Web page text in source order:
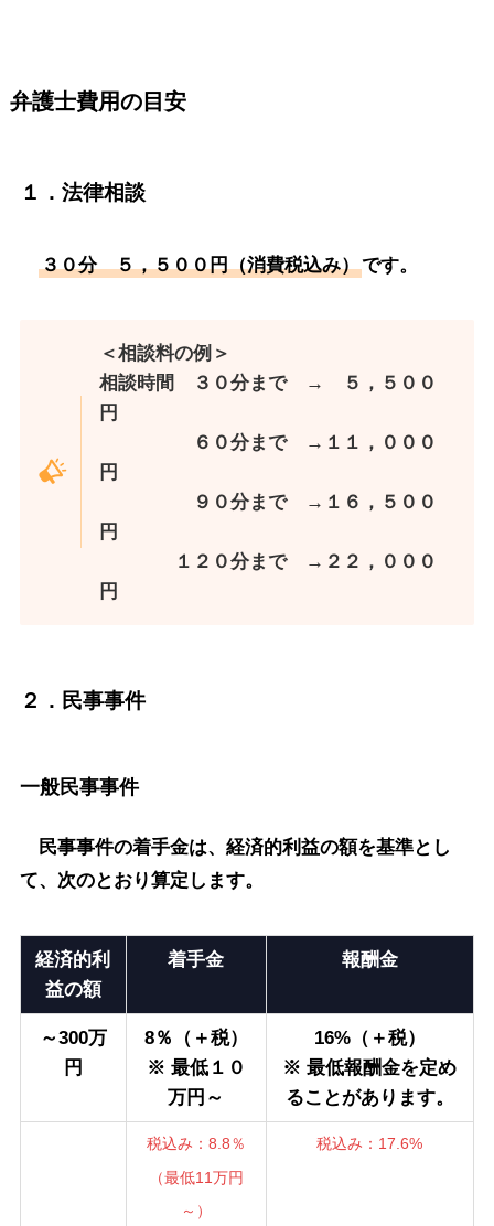
弁護士費用の目安
１．法律相談
３０分 ５，５００円（消費税込み）です。
＜相談料の例＞
相談時間 ３０分まで → ５，５００
円
６０分まで →１１，０００
円
９０分まで →１６，５００
円
１２０分まで →２２，０００
円
２．民事事件
一般民事事件
民事事件の着手金は、経済的利益の額を基準とし
て、次のとおり算定します。
経済的利
益の額
着手金 報酬金
～300万
円
8％（＋税）
※ 最低１０
万円～
16%（＋税）
※ 最低報酬金を定め
ることがあります。
税込み：8.8％
（最低11万円
～）
税込み：17.6%